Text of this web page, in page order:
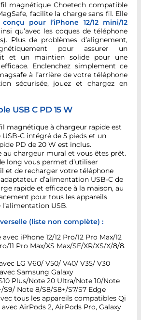
magnétique Choetech compatible
facilite la charge sans fil. Elle
conçu pour l’iPhone 12/12 mini/12
qu’avec les coques de téléphone
Plus de problèmes d’alignement,
pour assurer un
et un maintien solide pour une
Enclenchez simplement ce
à l’arrière de votre téléphone
sécurisée, jouez et chargez en
USB C PD 15 W
magnétique à chargeur rapide est
C intégré de 5 pieds et un
PD de 20 W est inclus.
au chargeur mural et vous êtes prêt.
long vous permet d’utiliser
et de recharger votre téléphone
d’alimentation USB-C de
rapide et efficace à la maison, au
pour tous les appareils
USB.
(liste non complète) :
iPhone 12/12 Pro/12 Pro Max/12
11 Pro Max/XS Max/SE/XR/XS/X/8/8.
LG V60/ V50/ V40/ V35/ V30
Samsung Galaxy
Plus/Note 20 Ultra/Note 10/Note
S9/ Note 8/S8/S8+/S7/S7 Edge
tous les appareils compatibles Qi
AirPods 2, AirPods Pro, Galaxy